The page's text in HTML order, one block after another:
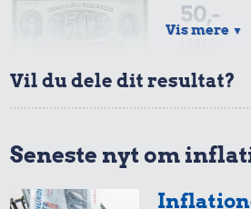
50,-
10,-
i 1969
Vis mere ▼
Vil du dele dit resultat?
Seneste nyt om